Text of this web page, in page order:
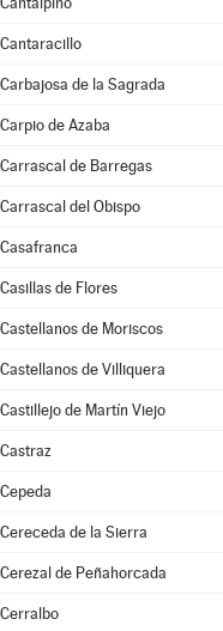
Cantaracillo
Carbajosa de la Sagrada
Carpio de Azaba
Carrascal de Barregas
Carrascal del Obispo
Casafranca
Casillas de Flores
Castellanos de Moriscos
Castellanos de Villiquera
Castillejo de Martín Viejo
Castraz
Cepeda
Cereceda de la Sierra
Cerezal de Peñahorcada
Cerralbo